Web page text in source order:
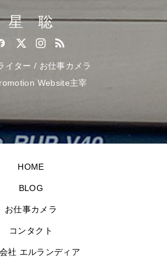
星 聡
イター / お仕事カメラ
Website主宰
HOME
BLOG
お仕事カメラ
コンタクト
社 エルランディア